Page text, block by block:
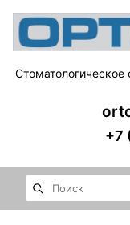
+7